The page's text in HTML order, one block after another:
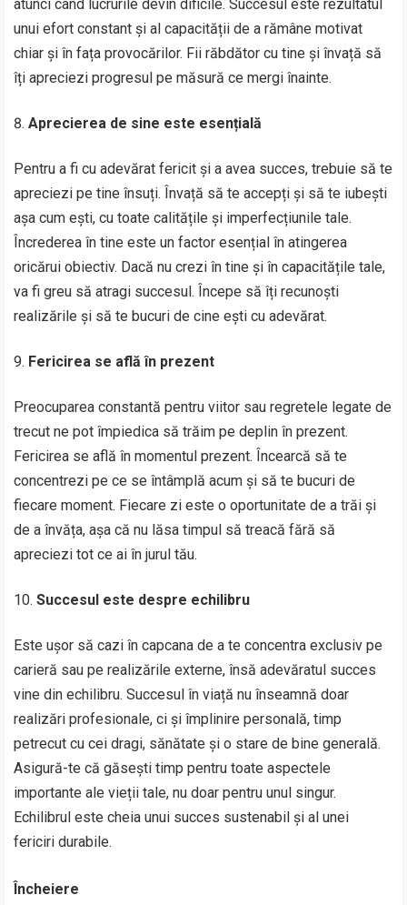
atunci când lucrurile devin dificile. Succesul este rezultatul
unui efort constant și al capacității de a rămâne motivat
chiar și în fața provocărilor. Fii răbdător cu tine și învață să
îți apreciezi progresul pe măsură ce mergi înainte.
Aprecierea de sine este esențială
Pentru a fi cu adevărat fericit și a avea succes, trebuie să te
apreciezi pe tine însuți. Învață să te accepți și să te iubești
așa cum ești, cu toate calitățile și imperfecțiunile tale.
Încrederea în tine este un factor esențial în atingerea
oricărui obiectiv. Dacă nu crezi în tine și în capacitățile tale,
va fi greu să atragi succesul. Începe să îți recunoști
realizările și să te bucuri de cine ești cu adevărat.
Fericirea se află în prezent
Preocuparea constantă pentru viitor sau regretele legate de
trecut ne pot împiedica să trăim pe deplin în prezent.
Fericirea se află în momentul prezent. Încearcă să te
concentrezi pe ce se întâmplă acum și să te bucuri de
fiecare moment. Fiecare zi este o oportunitate de a trăi și
de a învăța, așa că nu lăsa timpul să treacă fără să
apreciezi tot ce ai în jurul tău.
Succesul este despre echilibru
Este ușor să cazi în capcana de a te concentra exclusiv pe
carieră sau pe realizările externe, însă adevăratul succes
vine din echilibru. Succesul în viață nu înseamnă doar
realizări profesionale, ci și împlinire personală, timp
petrecut cu cei dragi, sănătate și o stare de bine generală.
Asigură-te că găsești timp pentru toate aspectele
importante ale vieții tale, nu doar pentru unul singur.
Echilibrul este cheia unui succes sustenabil și al unei
fericiri durabile.
Încheiere